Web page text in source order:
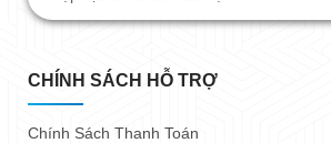
CHÍNH SÁCH HỖ TRỢ
Chính Sách Thanh Toán